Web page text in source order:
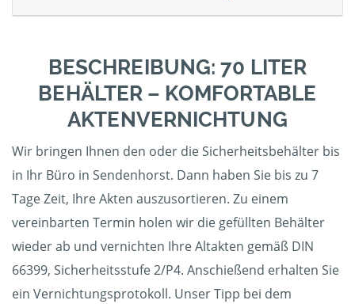
BESCHREIBUNG: 70 LITER
BEHÄLTER – KOMFORTABLE
AKTENVERNICHTUNG
Wir bringen Ihnen den oder die Sicherheitsbehälter bis
in Ihr Büro in Sendenhorst. Dann haben Sie bis zu 7
Tage Zeit, Ihre Akten auszusortieren. Zu einem
vereinbarten Termin holen wir die gefüllten Behälter
wieder ab und vernichten Ihre Altakten gemäß DIN
66399, Sicherheitsstufe 2/P4. Anschießend erhalten Sie
ein Vernichtungsprotokoll. Unser Tipp bei dem